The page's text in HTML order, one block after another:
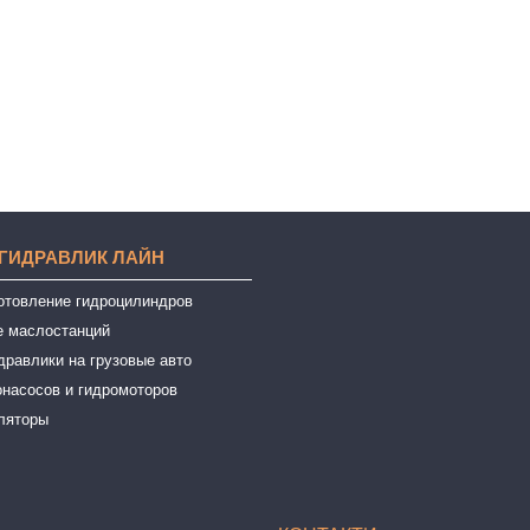
ЛАЙН
гидроцилиндров
маслостанций
на грузовые авто
и гидромоторов